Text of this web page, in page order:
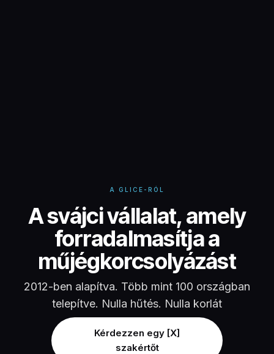
A GLICE-RÓL
A svájci vállalat, amely
forradalmasítja a
műjégkorcsolyázást
2012-ben alapítva. Több mint 100 országban
telepítve. Nulla hűtés. Nulla korlát
Kérdezzen egy [X]
szakértőt